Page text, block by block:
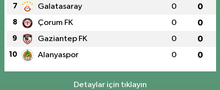
7 Galatasaray 0 0
8 Çorum FK 0 0
9 Gaziantep FK 0 0
10 Alanyaspor 0 0
Detaylar için tıklayın